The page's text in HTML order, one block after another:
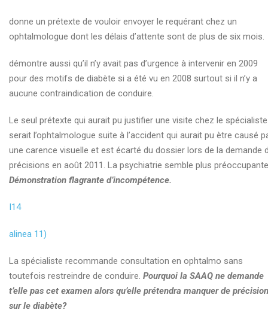
donne un prétexte de vouloir envoyer le requérant chez un
ophtalmologue dont les délais d’attente sont de plus de six mois.
démontre aussi qu’il n’y avait pas d’urgence à intervenir en 2009
pour des motifs de diabète si a été vu en 2008 surtout si il n’y a
aucune contraindication de conduire.
Le seul prétexte qui aurait pu justifier une visite chez le spécialiste
serait l’ophtalmologue suite à l’accident qui aurait pu ètre causé
une carence visuelle et est écarté du dossier lors de la demande
précisions en août 2011. La psychiatrie semble plus
Démonstration flagrante d’incompétence.
I14
alinea 11)
La spécialiste recommande consultation en ophtalmo sans
toutefois restreindre de conduire. Pourquoi la SAAQ ne demande
t’elle pas cet examen alors qu’elle prétendra manquer de précision
sur le diabète?